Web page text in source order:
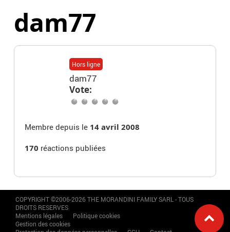
dam77
Hors ligne
dam77
Vote:
Membre depuis le 14 avril 2008
170 réactions publiées
COPYRIGHT ©2006-2026 THE MORANDINI FAMILY SARL - TOUS
DROITS RESERVES
Mentions légales
Politique cookies
Gestion des cookies